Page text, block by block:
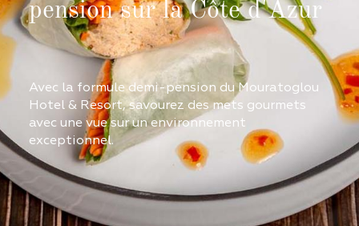
GROUPES & ENTREPRISES
pension sur la Côte d'Azur
Avec la formule demi-pension du Mouratoglou
Hotel & Resort, savourez des mets gourmets
avec une vue sur un environnement
exceptionnel.